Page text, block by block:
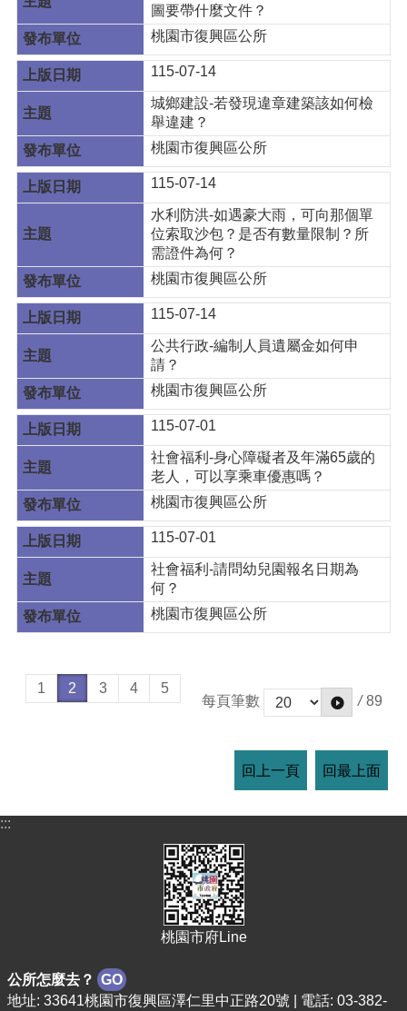
圖要帶什麼文件？
桃園市復興區公所
115-07-14
城鄉建設-若發現違章建築該如何檢
舉違建？
桃園市復興區公所
115-07-14
水利防洪-如遇豪大雨，可向那個單
位索取沙包？是否有數量限制？所
需證件為何？
桃園市復興區公所
115-07-14
公共行政-編制人員遺屬金如何申
請？
桃園市復興區公所
115-07-01
社會福利-身心障礙者及年滿65歲的
老人，可以享乘車優惠嗎？
桃園市復興區公所
115-07-01
社會福利-請問幼兒園報名日期為
何？
桃園市復興區公所
1 2 3 4
5
每頁筆數
/ 89
回上一頁 回最上面
:::
桃園市府Line
公所怎麼去？ GO
地址: 33641桃園市復興區澤仁里中正路20號 | 電話: 03-382-